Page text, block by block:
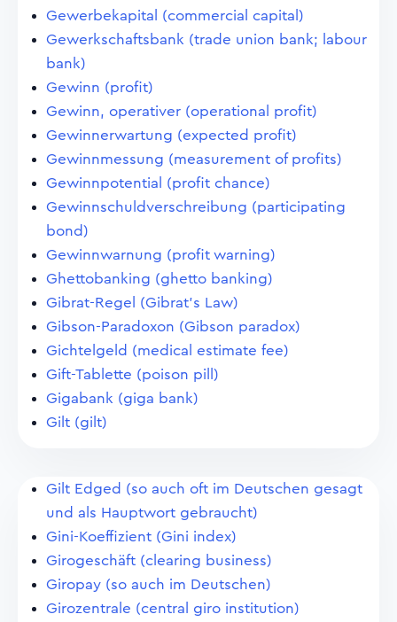
Gewerbekapital (commercial capital)
Gewerkschaftsbank (trade union bank; labour
bank)
Gewinn (profit)
Gewinn, operativer (operational profit)
Gewinnerwartung (expected profit)
Gewinnmessung (measurement of profits)
Gewinnpotential (profit chance)
Gewinnschuldverschreibung (participating
bond)
Gewinnwarnung (profit warning)
Ghettobanking (ghetto banking)
Gibrat-Regel (Gibrat's Law)
Gibson-Paradoxon (Gibson paradox)
Gichtelgeld (medical estimate fee)
Gift-Tablette (poison pill)
Gigabank (giga bank)
Gilt (gilt)
Gilt Edged (so auch oft im Deutschen gesagt
und als Hauptwort gebraucht)
Gini-Koeffizient (Gini index)
Girogeschäft (clearing business)
Giropay (so auch im Deutschen)
Girozentrale (central giro institution)